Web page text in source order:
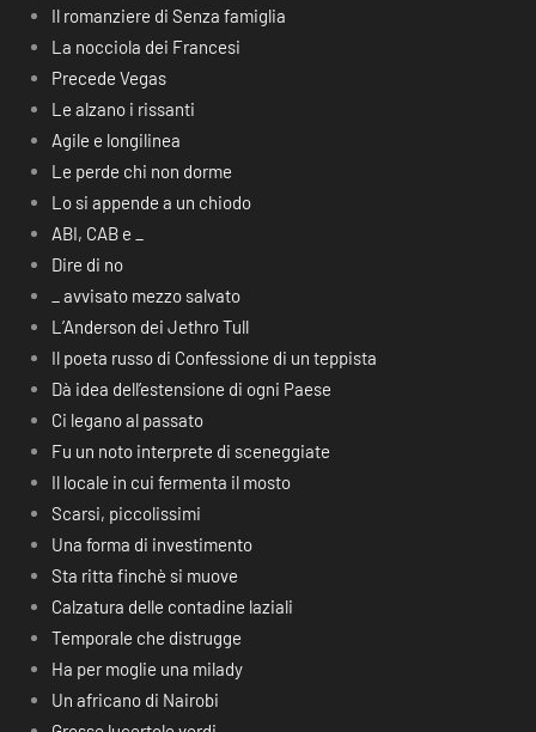
Il romanziere di Senza famiglia
La nocciola dei Francesi
Precede Vegas
Le alzano i rissanti
Agile e longilinea
Le perde chi non dorme
Lo si appende a un chiodo
ABI, CAB e _
Dire di no
_ avvisato mezzo salvato
L’Anderson dei Jethro Tull
Il poeta russo di Confessione di un teppista
Dà idea dell’estensione di ogni Paese
Ci legano al passato
Fu un noto interprete di sceneggiate
Il locale in cui fermenta il mosto
Scarsi, piccolissimi
Una forma di investimento
Sta ritta finchè si muove
Calzatura delle contadine laziali
Temporale che distrugge
Ha per moglie una milady
Un africano di Nairobi